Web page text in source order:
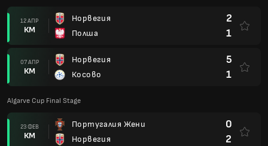
12 АПР
КМ
Норвегия
Полша
2
1
07 АПР
КМ
Норвегия
Косово
5
1
Algarve Cup Final Stage
23 ФЕВ
КМ
Португалия Жени
Норвегия
0
2